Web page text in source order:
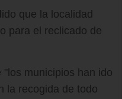
que la localidad
para el reclicado de
municipios han ido
la recogida de todo